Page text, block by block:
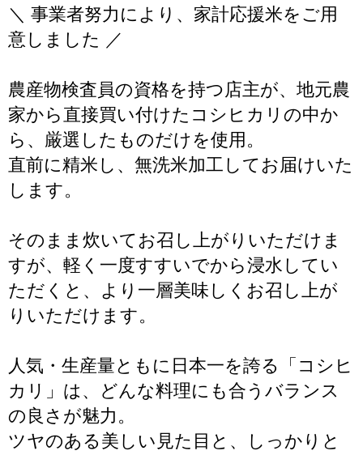
＼ 事業者努力により、家計応援米をご用
意しました ／
農産物検査員の資格を持つ店主が、地元農
家から直接買い付けたコシヒカリの中か
ら、厳選したものだけを使用。
直前に精米し、無洗米加工してお届けいた
します。
そのまま炊いてお召し上がりいただけま
すが、軽く一度すすいでから浸水してい
ただくと、より一層美味しくお召し上が
りいただけます。
人気・生産量ともに日本一を誇る「コシヒ
カリ」は、どんな料理にも合うバランス
の良さが魅力。
ツヤのある美しい見た目と、しっかりと